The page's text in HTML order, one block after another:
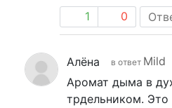
1 0
Алёна в ответ Mild
Аромат дыма в
трдельником. Это